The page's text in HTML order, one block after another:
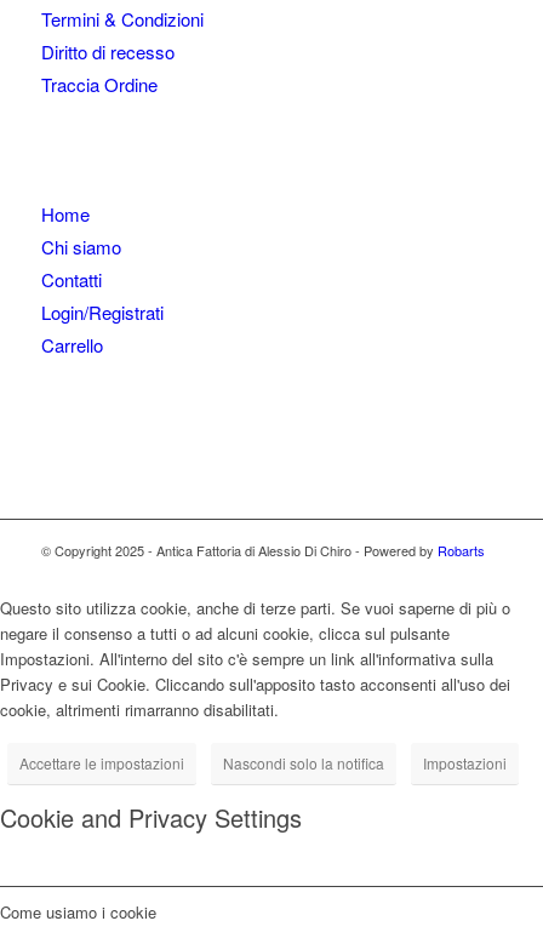
Termini & Condizioni
Diritto di recesso
Traccia Ordine
Home
Chi siamo
Contatti
Login/Registrati
Carrello
© Copyright 2025 - Antica Fattoria di Alessio Di Chiro - Powered by Robarts
Questo sito utilizza cookie, anche di terze parti. Se vuoi saperne di più o
negare il consenso a tutti o ad alcuni cookie, clicca sul pulsante
Impostazioni. All'interno del sito c'è sempre un link all'informativa sulla
Privacy e sui Cookie. Cliccando sull'apposito tasto acconsenti all'uso dei
cookie, altrimenti rimarranno disabilitati.
Accettare le impostazioni Nascondi solo la notifica Impostazioni
Cookie and Privacy Settings
Come usiamo i cookie